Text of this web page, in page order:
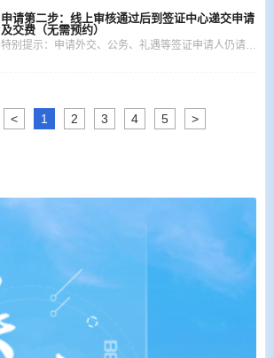
证申请递交时间：09：00至12：00签证申请 取证时
间：14：00至16：00 加尔各答中国签证申请服务中心
2025年12月18日
申请第二步：线上审核通过后到签证中心递交申请
及交费（无需预约）
特别提示：申请外交、公务、礼遇等签证申请人仍请前
（2）护照原件 （3）近期照片（如果上传照片被提示
< 1 2 3 4 5 >